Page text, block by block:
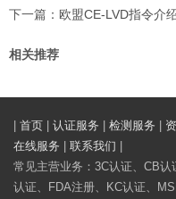
下一篇： 欧盟CE-LVD指令介
相关推荐
首页 认证服务 检测服务
在线服务
联系我们
常见主营业务：3C认证、CB
认证、FDA注册、KC认证、